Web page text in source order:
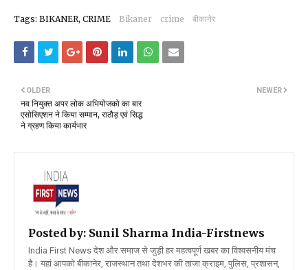
Tags: BIKANER, CRIME Bikaner crime बीकानेर
NEWER
OLDER
नव नियुक्त अपर लोक अभियोजको का बार
एसोसिएशन ने किया सम्मान, राठौड़ एवं सिद्ध
ने ग्रहण किया कार्यभार
Posted by: Sunil Sharma India-Firstnews
India First News देश और समाज से जुड़ी हर महत्वपूर्ण खबर का विश्वसनीय मंच
है। यहां आपको बीकानेर, राजस्थान तथा देशभर की ताजा क्राइम, पुलिस, प्रशासन,